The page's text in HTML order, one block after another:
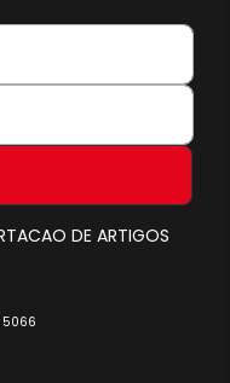
DE ARTIGOS
5066